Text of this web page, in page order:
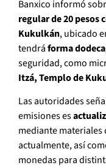
Banxico informó
regular de 20 pesos
Kukulkán, ubicado
tendráforma
seguridad, como
Itzá, Templo de
Las autoridades
emisiones es
mediante
actualmente, así
monedas para